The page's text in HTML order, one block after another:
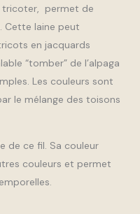
tricoter, permet de
Cette laine peut
en jacquards
“tomber” de l’alpaga
Les couleurs sont
le mélange des toisons
de ce fil. Sa couleur
couleurs et permet